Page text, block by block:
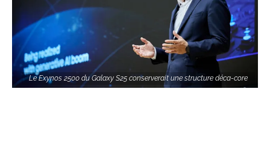
Le Exynos 2500 du Galaxy S25 conserverait une structure déca-core